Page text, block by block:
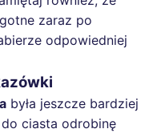
zaraz po
odpowiedniej
była jeszcze bardziej
ciasta odrobinę